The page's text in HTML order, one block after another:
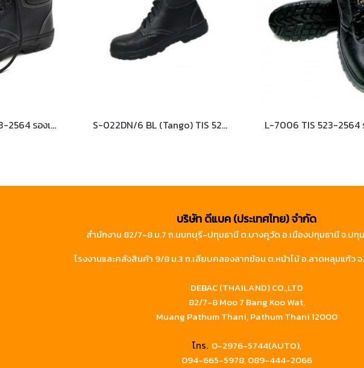
S-022 TN มอก. 523-2564 รองเท้านิรภัยหุ้มข้อ หนังแท้อัดลาย พื้น NBR S-022DN/6 BL (Tango) TIS 523-2564 รองเท้านิรภัยหุ้มข้อ
บริษัท ดีแบค (ประเทศไทย) จำกัด
สำนักงาน 82/7-8 ม.7 ถ.นนทบุรี-ปทุมธานี ต.บางคูวัด อ.เมืองปทุมธานี จ.ปทุ
โรงงานและคลังสินค้า 9/8 ม.3 ถ.เลียบคลองลากฆ้อน ต.หน้าไม้ อ.ลาดหลุมแก้ว จ
DEBAC (THAILAND) CO.,LTD
82/7-8 Moo 7 Bang Koo Wat,
Muang Pathum Thani, Pathum Thani 12000
โทร. 0-2976-5744(AUTO),
094-665-5978,089-444-2066